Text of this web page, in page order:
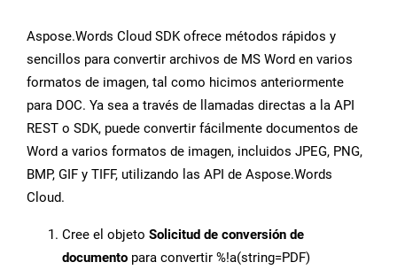
Aspose.Words Cloud SDK ofrece métodos rápidos y
sencillos para convertir archivos de MS Word en varios
formatos de imagen, tal como hicimos anteriormente
para DOC. Ya sea a través de llamadas directas a la API
REST o SDK, puede convertir fácilmente documentos de
Word a varios formatos de imagen, incluidos JPEG, PNG,
BMP, GIF y TIFF, utilizando las API de Aspose.Words
Cloud.
Cree el objeto Solicitud de conversión de
documento para convertir %!a(string=PDF)